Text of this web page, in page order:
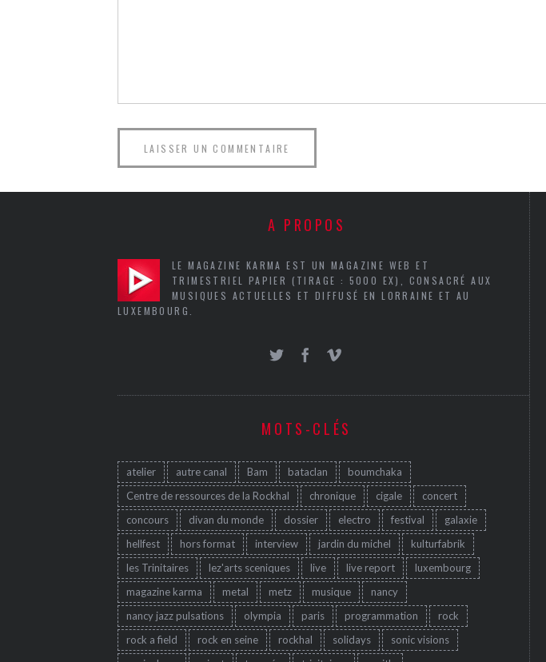
A PROPOS
LE MAGAZINE KARMA EST UN MAGAZINE WEB ET
TRIMESTRIEL PAPIER (TIRAGE : 5000 EX), CONSACRÉ AUX
MUSIQUES ACTUELLES ET DIFFUSÉ EN LORRAINE ET AU
LUXEMBOURG.
MOTS-CLÉS
atelier autre canal Bam bataclan
boumchaka
Centre de ressources de la Rockhal
chronique cigale
concert
concours
divan du monde dossier electro festival
galaxie
hellfest
hors format interview jardin du michel
kulturfabrik
les Trinitaires
lez'arts sceniques live live report
luxembourg
magazine karma
metal metz musique
nancy
nancy jazz pulsations
olympia paris programmation
rock
rock a field
rock en seine rockhal solidays
sonic visions